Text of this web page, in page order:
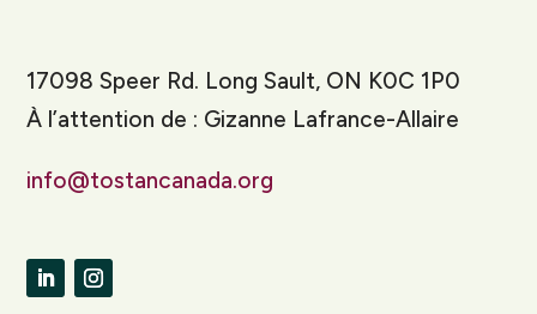
17098 Speer Rd. Long Sault, ON K0C 1P0
À l’attention de : Gizanne Lafrance-Allaire
info@tostancanada.org